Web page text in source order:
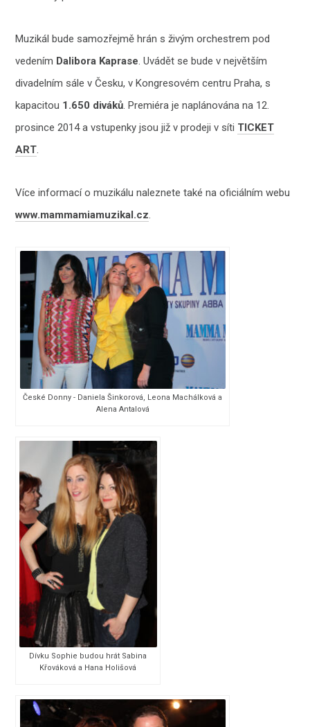
Muzikál bude samozřejmě hrán s živým orchestrem pod
vedením Dalibora Kaprase. Uvádět se bude v největším
divadelním sále v Česku, v Kongresovém centru Praha, s
kapacitou 1.650 diváků. Premiéra je naplánována na 12.
prosince 2014 a vstupenky jsou již v prodeji v síti TICKET
ART.
Více informací o muzikálu naleznete také na oficiálním webu
www.mammamiamuzikal.cz.
České Donny - Daniela Šinkorová, Leona Machálková a
Alena Antalová
Dívku Sophie budou hrát Sabina
Křováková a Hana Holišová